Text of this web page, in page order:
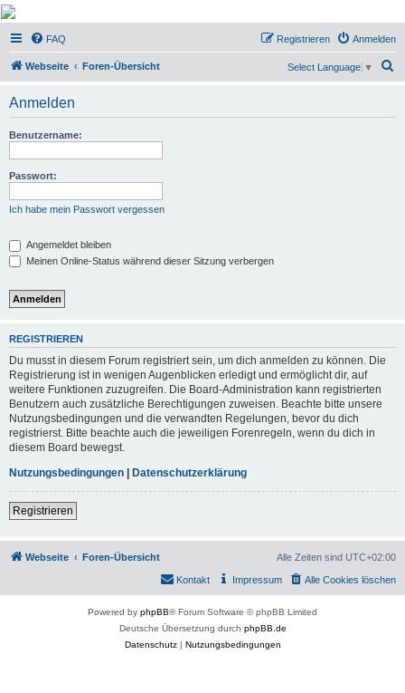
Micro Magic Forum
Deutschland
FAQ Anmelden
Registrieren
Webseite Foren-Übersicht Select Language ▼
Anmelden
Benutzername:
Passwort:
Ich habe mein Passwort vergessen
Angemeldet bleiben
Meinen Online-Status während dieser Sitzung verbergen
REGISTRIEREN
Du musst in diesem Forum registriert sein, um dich anmelden zu können. Die
Registrierung ist in wenigen Augenblicken erledigt und ermöglicht dir, auf
weitere Funktionen zuzugreifen. Die Board-Administration kann registrierten
Benutzern auch zusätzliche Berechtigungen zuweisen. Beachte bitte unsere
Nutzungsbedingungen und die verwandten Regelungen, bevor du dich
registrierst. Bitte beachte auch die jeweiligen Forenregeln, wenn du dich in
diesem Board bewegst.
Nutzungsbedingungen | Datenschutzerklärung
Registrieren
Webseite Foren-Übersicht Alle Zeiten sind UTC+02:00
Alle Cookies löschen
Impressum
Kontakt
Powered by phpBB® Forum Software © phpBB Limited
Deutsche Übersetzung durch phpBB.de
Datenschutz| Nutzungsbedingungen